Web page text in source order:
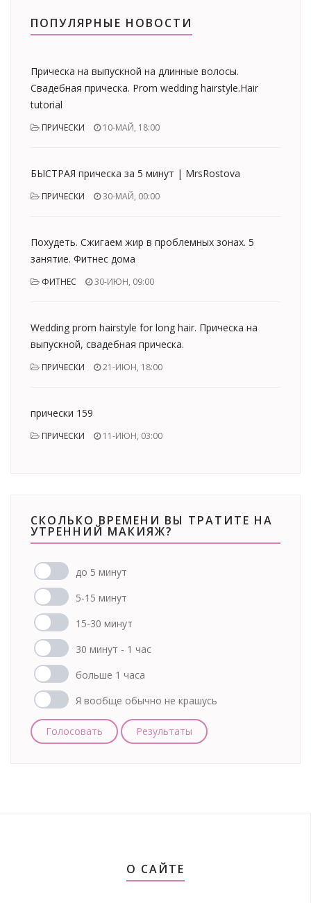
ПОПУЛЯРНЫЕ НОВОСТИ
Прическа на выпускной на длинные волосы.
Свадебная прическа. Prom wedding hairstyle.Hair
tutorial
ПРИЧЕСКИ 10-МАЙ, 18:00
БЫСТРАЯ прическа за 5 минут | MrsRostova
ПРИЧЕСКИ 30-МАЙ, 00:00
Похудеть. Сжигаем жир в проблемных зонах. 5
занятие. Фитнес дома
ФИТНЕС 30-ИЮН, 09:00
Wedding prom hairstyle for long hair. Прическа на
выпускной, свадебная прическа.
ПРИЧЕСКИ 21-ИЮН, 18:00
прически 159
ПРИЧЕСКИ 11-ИЮН, 03:00
СКОЛЬКО ВРЕМЕНИ ВЫ ТРАТИТЕ НА
УТРЕННИЙ МАКИЯЖ?
до 5 минут
5-15 минут
15-30 минут
30 минут - 1 час
больше 1 часа
Я вообще обычно не крашусь
Голосовать Результаты
О САЙТЕ